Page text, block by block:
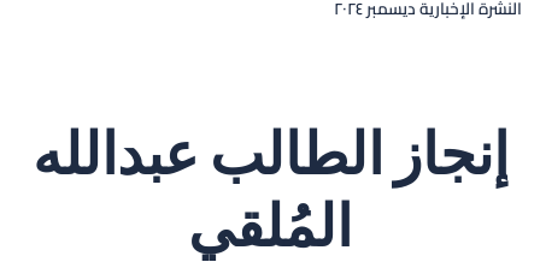
النشرة الإخبارية ديسمبر ٢٠٢٤
إنجاز الطالب عبدالله
المُلقي